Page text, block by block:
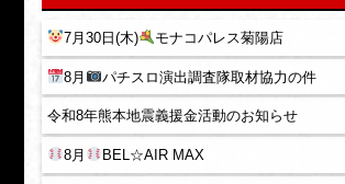
7月30日(木) モナコパレス菊陽店
8月 パチスロ演出調査隊取材協力の件
令和8年熊本地震義援金活動のお知らせ
8月 BEL☆AIR MAX